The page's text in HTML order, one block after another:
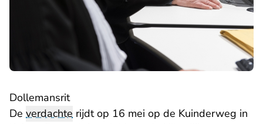
Dollemansrit
De verdachte rijdt op 16 mei op de Kuinderweg in